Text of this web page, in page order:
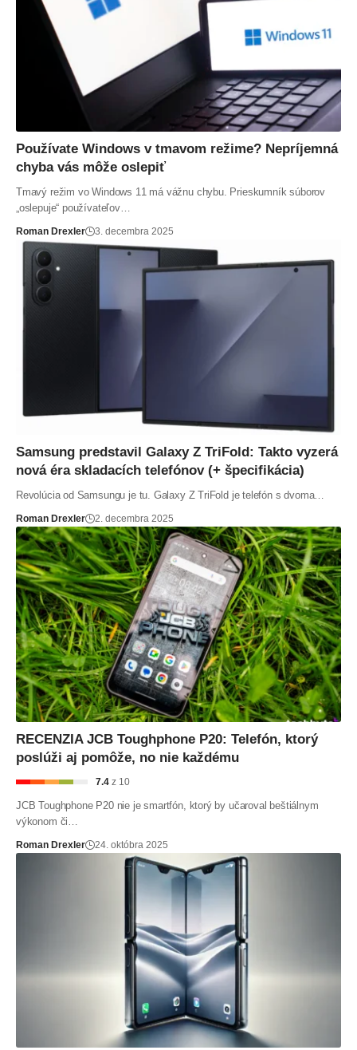
Používate Windows v tmavom režime? Nepríjemná
chyba vás môže oslepiť
Tmavý režim vo Windows 11 má vážnu chybu. Prieskumník súborov
„oslepuje“ používateľov…
Roman Drexler 3. decembra 2025
Samsung predstavil Galaxy Z TriFold: Takto vyzerá
nová éra skladacích telefónov (+ špecifikácia)
Revolúcia od Samsungu je tu. Galaxy Z TriFold je telefón s dvoma…
Roman Drexler 2. decembra 2025
RECENZIA JCB Toughphone P20: Telefón, ktorý
poslúži aj pomôže, no nie každému
7.4 z 10
JCB Toughphone P20 nie je smartfón, ktorý by učaroval beštiálnym
výkonom či…
Roman Drexler 24. októbra 2025